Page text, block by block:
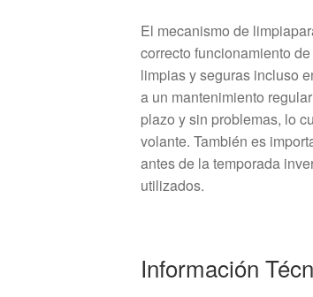
El mecanismo de
correcto funcionamiento
limpias y seguras incluso
a un mantenimiento
plazo y sin problemas, lo
volante. También es
antes de la temporada
utilizados.
Información